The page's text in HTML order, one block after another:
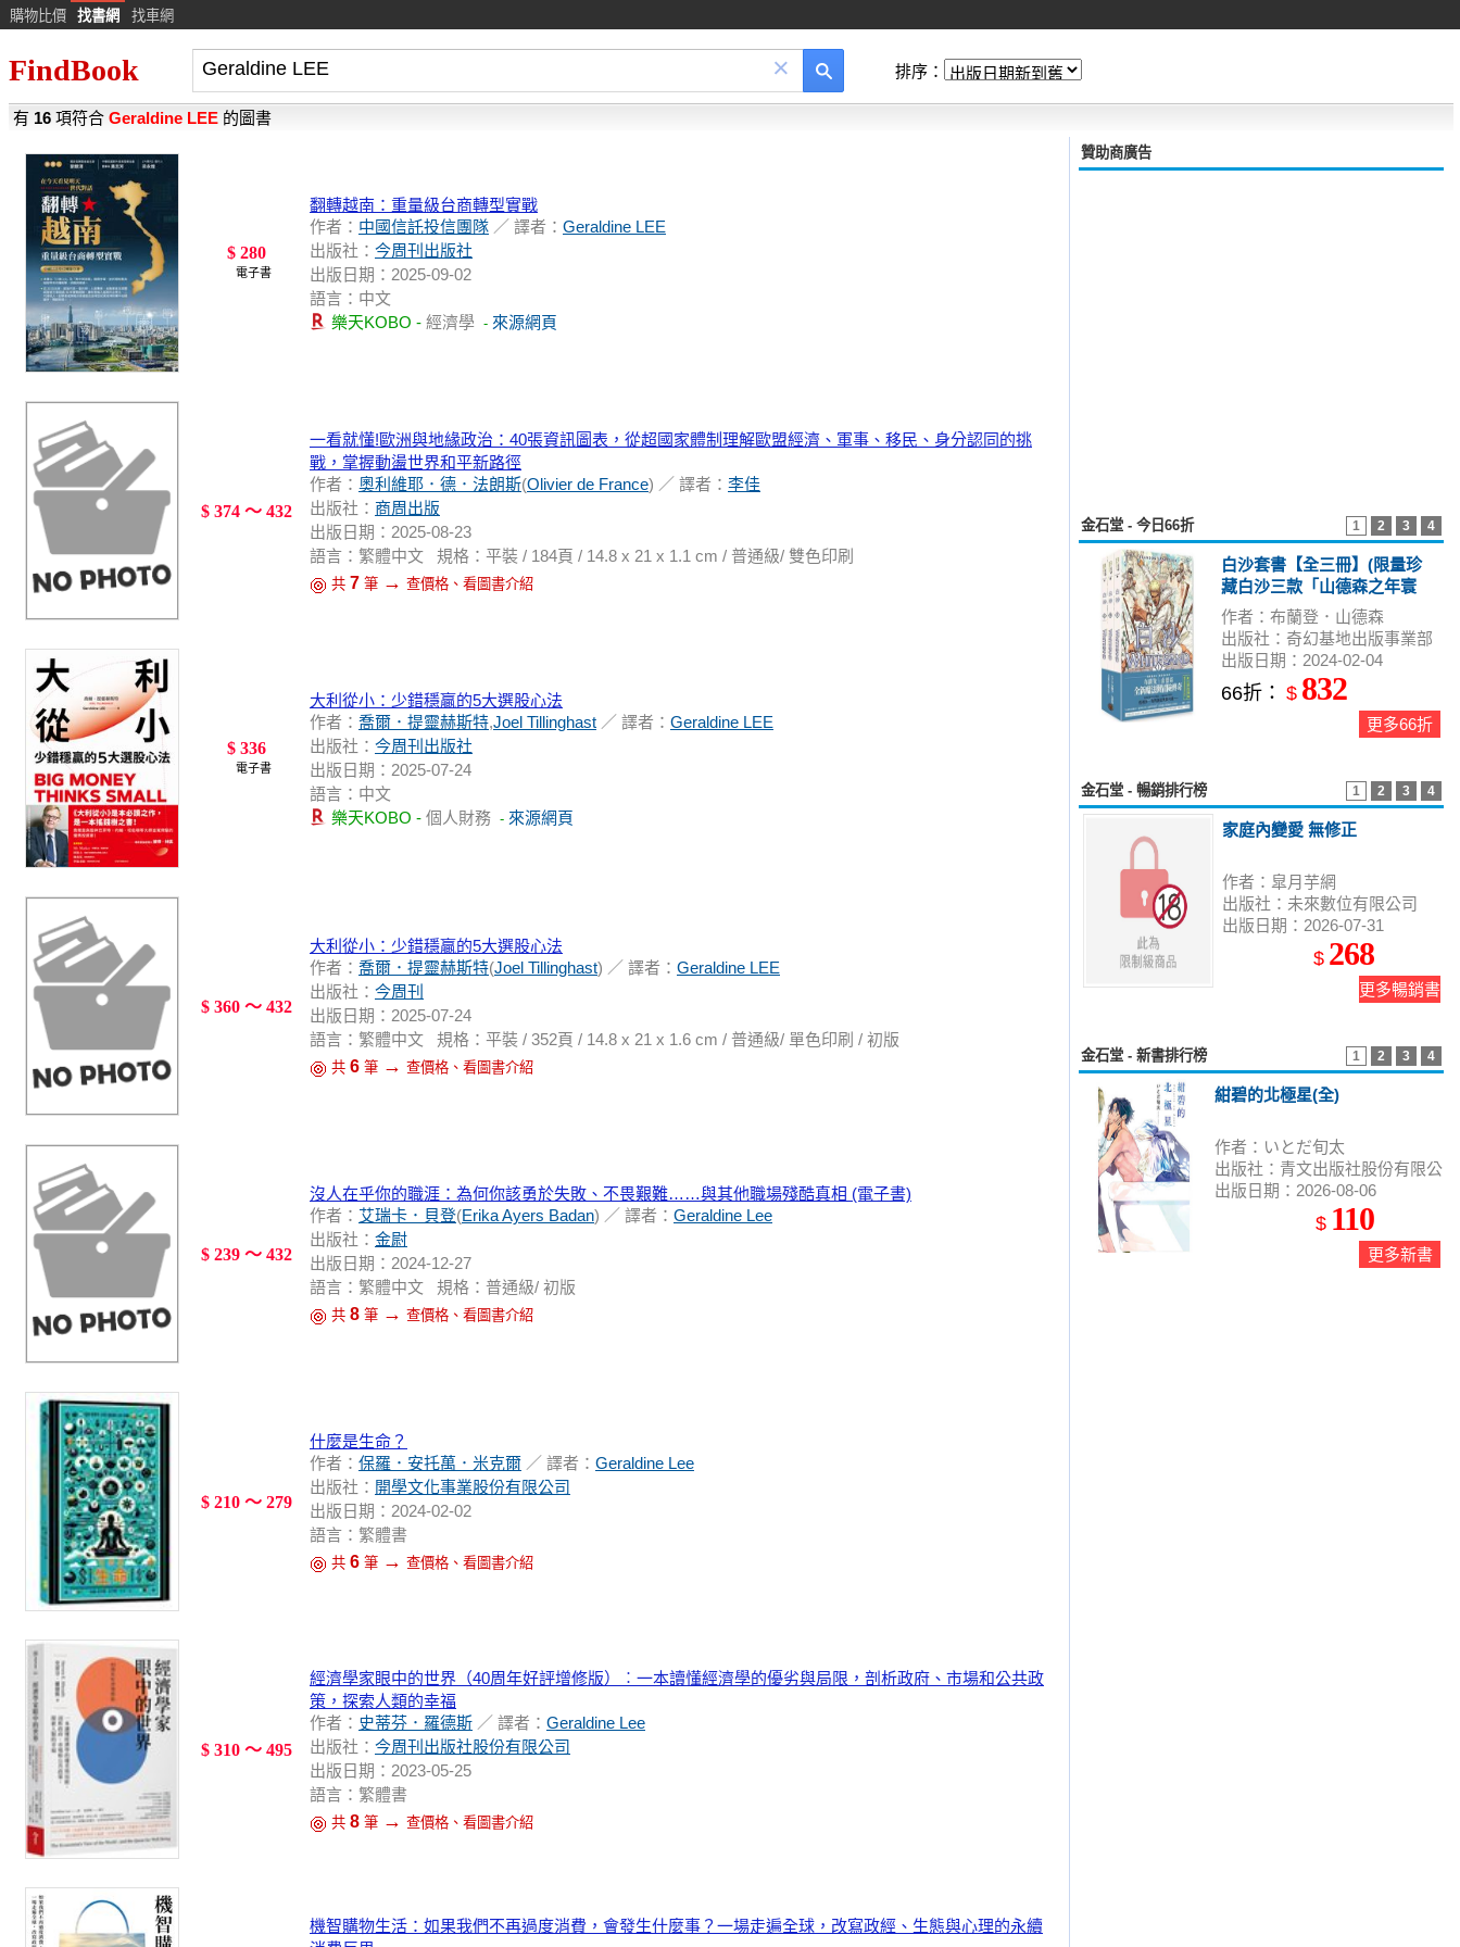
購物比價 找書網 找車網
FindBook × 排序：
有 16 項符合 Geraldine LEE 的圖書
$ 280
電子書
翻轉越南：重量級台商轉型實戰
作者： 中國信託投信團隊 ／ 譯者： Geraldine LEE
出版社： 今周刊出版社
出版日期：2025-09-02
語言：中文
樂天KOBO - 經濟學 - 來源網頁
$ 374 ～ 432
一看就懂!歐洲與地緣政治：40張資訊圖表，從超國家體制理解歐盟經濟、軍事、移民、身分認同的挑
戰，掌握動盪世界和平新路徑
作者： 奧利維耶．德．法朗斯(Olivier de France) ／ 譯者： 李佳
出版社： 商周出版
出版日期：2025-08-23
語言：繁體中文 規格：平裝 / 184頁 / 14.8 x 21 x 1.1 cm / 普通級/ 雙色印刷
共 7 筆 → 查價格、看圖書介紹
$ 336
電子書
大利從小：少錯穩贏的5大選股心法
作者： 喬爾．提靈赫斯特,Joel Tillinghast ／ 譯者： Geraldine LEE
出版社： 今周刊出版社
出版日期：2025-07-24
語言：中文
樂天KOBO - 個人財務 - 來源網頁
$ 360 ～ 432
大利從小：少錯穩贏的5大選股心法
作者： 喬爾．提靈赫斯特(Joel Tillinghast) ／ 譯者： Geraldine LEE
出版社： 今周刊
出版日期：2025-07-24
語言：繁體中文 規格：平裝 / 352頁 / 14.8 x 21 x 1.6 cm / 普通級/ 單色印刷 / 初版
共 6 筆 → 查價格、看圖書介紹
$ 239 ～ 432
沒人在乎你的職涯：為何你該勇於失敗、不畏艱難……與其他職場殘酷真相 (電子書)
作者： 艾瑞卡．貝登(Erika Ayers Badan) ／ 譯者： Geraldine Lee
出版社： 金尉
出版日期：2024-12-27
語言：繁體中文 規格：普通級/ 初版
共 8 筆 → 查價格、看圖書介紹
$ 210 ～ 279
什麼是生命？
作者： 保羅．安托萬．米克爾 ／ 譯者： Geraldine Lee
出版社： 開學文化事業股份有限公司
出版日期：2024-02-02
語言：繁體書
共 6 筆 → 查價格、看圖書介紹
$ 310 ～ 495
經濟學家眼中的世界（40周年好評增修版）︰一本讀懂經濟學的優劣與局限，剖析政府、市場和公共政
策，探索人類的幸福
作者： 史蒂芬．羅德斯 ／ 譯者： Geraldine Lee
出版社： 今周刊出版社股份有限公司
出版日期：2023-05-25
語言：繁體書
共 8 筆 → 查價格、看圖書介紹
機智購物生活：如果我們不再過度消費，會發生什麼事？一場走遍全球，改寫政經、生態與心理的永續
贊助商廣告
1 2 3 4
金石堂 - 今日66折
白沙套書【全三冊】(限量珍
藏白沙三款「山德森之年寰
宇藏書票」及「全彩原畫地
圖海報」，邪惡奇幻天才布
蘭登．山德森首部圖像小說
全彩精緻完整版！)
作者：布蘭登．山德森
出版社：奇幻基地出版事業部
出版日期：2024-02-04
66折： $ 832
更多66折
1 2 3 4
金石堂 - 暢銷排行榜
家庭內變愛 無修正
作者：皐月芋網
出版社：未來數位有限公司
出版日期：2026-07-31
$ 268
更多暢銷書
1 2 3 4
金石堂 - 新書排行榜
紺碧的北極星(全)
作者：いとだ旬太
出版社：青文出版社股份有限公
司
出版日期：2026-08-06
$ 110
更多新書